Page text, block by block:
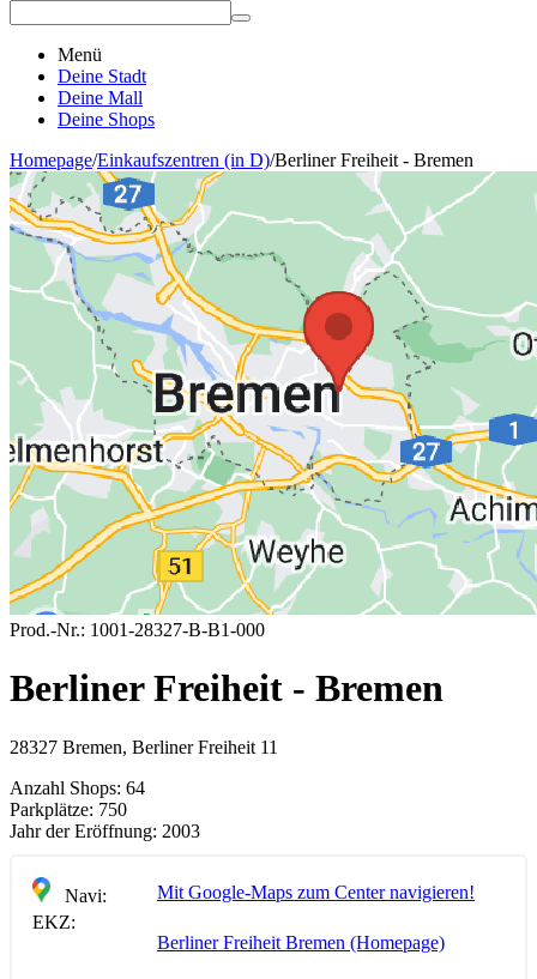
Menü
Deine Stadt
Deine Mall
Deine Shops
Homepage/Einkaufszentren (in D)/Berliner Freiheit - Bremen
Prod.-Nr.: 1001-28327-B-B1-000
Berliner Freiheit - Bremen
28327 Bremen, Berliner Freiheit 11
Anzahl Shops: 64
Parkplätze: 750
Jahr der Eröffnung: 2003
Navi:
Mit Google-Maps zum Center navigieren!
EKZ:
Berliner Freiheit Bremen (Homepage)